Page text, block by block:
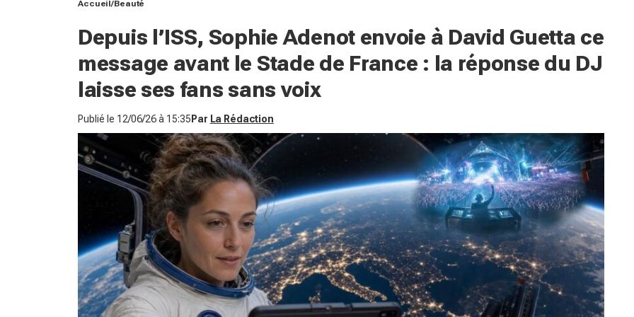
Accueil Beauté
Depuis l’ISS, Sophie Adenot envoie à David Guetta ce
message avant le Stade de France : la réponse du DJ
laisse ses fans sans voix
Publié le 12/06/26 à 15:35 Par La Rédaction